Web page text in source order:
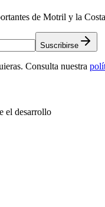
de Motril y la
Suscribirse
Consulta nuestra
el desarrollo